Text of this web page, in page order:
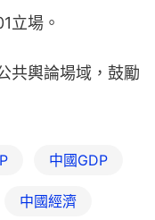
立場。
共輿論場域，鼓勵
中國GDP
中國經濟